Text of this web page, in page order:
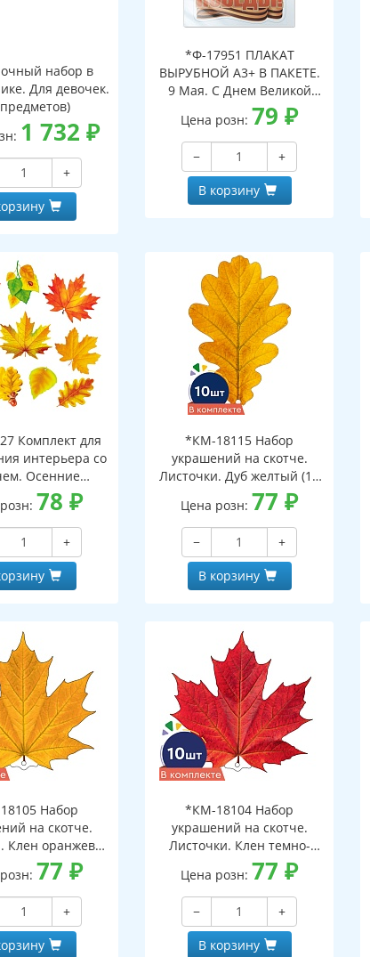
набор в
Для девочек.
1 732 ₽
+
*Ф-17951 ПЛАКАТ
ВЫРУБНОЙ А3+ В ПАКЕТЕ.
9 Мая. С Днем Великой
Победы! (двухсторонний,
ВД-лак, в индивидуальной
упаковке, с европодвесом
и клеевым клапаном)
Цена розн: 79₽
−
+
В корзину
Комплект для
интерьера со
Осенние
1 (10 видов)
78₽
+
*КМ-18115 Набор
украшений на скотче.
Листочки. Дуб желтый (10
шт. в наборе,
двухсторонняя, ВД-лак)
Цена розн: 77₽
−
+
В корзину
Набор
на скотче.
Клен оранжево-
шт. в наборе,
ВД-лак)
77₽
+
*КМ-18104 Набор
украшений на скотче.
Листочки. Клен темно-
красный (10 шт. в наборе,
двухсторонняя, ВД-лак)
Цена розн: 77₽
−
+
В корзину